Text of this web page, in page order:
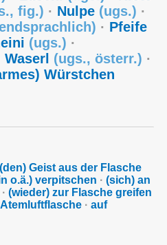
, fig.) · Nulpe (ugs.) ·
) · Pfeife
(ugs.) ·
Waserl (ugs., österr.) ·
Würstchen
(den) Geist aus der Flasche
o.ä.) verpitschen · (sich) an
· (wieder) zur Flasche greifen
Atemluftflasche · auf